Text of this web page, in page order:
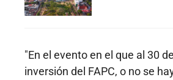
"En el evento en el que al 30
inversión del FAPC, o no se